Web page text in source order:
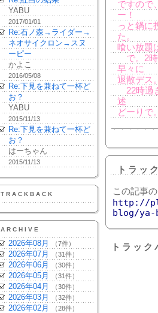
YABU
2017/01/01
Re:石ノ森→ライダー→
ネオサイクロン→スヌ
ーピー
かよこ
2016/05/08
Re:下見を兼ねて一杯ど
お？
YABU
2015/11/13
Re:下見を兼ねて一杯ど
お？
はーちゃん
2015/11/13
TRACKBACK
ARCHIVE
2026年08月 （7件）
2026年07月 （31件）
2026年06月 （30件）
2026年05月 （31件）
2026年04月 （30件）
2026年03月 （32件）
2026年02月 （28件）
ですので
ー！
っと鍋に
た。
喰い放題
で。2時
早々に
退散デス
22時過
述
どーりで
トラッ
この記事
http://
blog/ya-
トラッ